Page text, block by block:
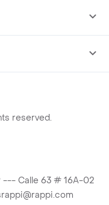
reserved.
--- Calle 63 # 16A-02